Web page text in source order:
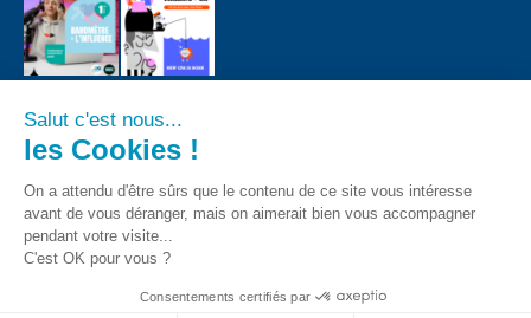
CPA - Tous droits registrés 2018
Salut c'est nous...
les Cookies !
On a attendu d'être sûrs que le contenu de ce site vous intéresse
avant de vous déranger, mais on aimerait bien vous accompagner
pendant votre visite...
C'est OK pour vous ?
Consentements certifiés par